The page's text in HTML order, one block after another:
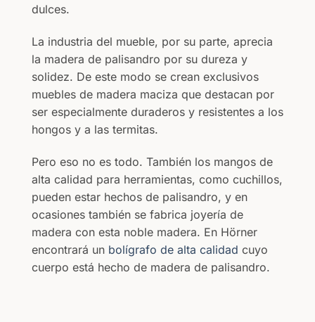
dulces.
La industria del mueble, por su parte, aprecia
la madera de palisandro por su dureza y
solidez. De este modo se crean exclusivos
muebles de madera maciza que destacan por
ser especialmente duraderos y resistentes a los
hongos y a las termitas.
Pero eso no es todo. También los mangos de
alta calidad para herramientas, como cuchillos,
pueden estar hechos de palisandro, y en
ocasiones también se fabrica joyería de
madera con esta noble madera. En Hörner
encontrará un bolígrafo de alta calidad cuyo
cuerpo está hecho de madera de palisandro.